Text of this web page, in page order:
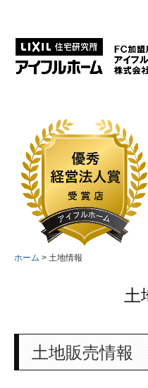
ホーム
土地情報
イベント情報
モデルハウス
お客様の声
会社案内
家づくりのすすめ方<Q&A>
ホーム 土地情報
土
土地販売情報